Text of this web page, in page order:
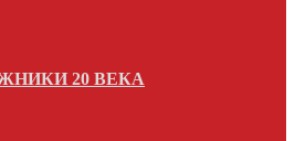
20 ВЕКА